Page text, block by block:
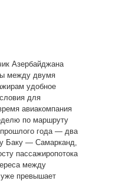
Азербайджана
между двумя
удобное
для
авиакомпания
по маршруту
года — два
Баку — Самарканд,
пассажиропотока
между
превышает